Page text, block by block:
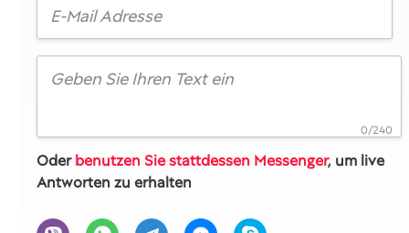
Oderbenutzen Sie stattdessen Messenger, um live
Antworten zu erhalten
0/240